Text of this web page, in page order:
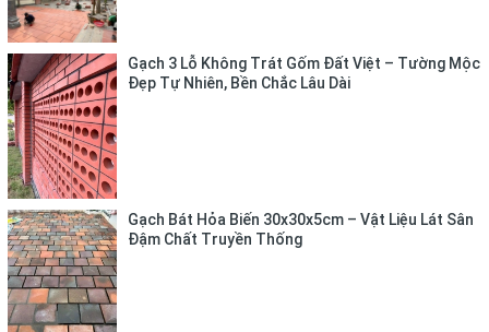
Ngói dương: tráng men ở mặt lồi
Ngói âm: tráng men ở mặt lõm
Diềm: phần trang trí mái ngói nhà
Chúng được sử dụng một bộ để mang đến vẻ đẹp cổ điển và
tinh tế cho công trình.
Gạch 3 Lỗ Không Trát Gốm Đất Việt – Tường Mộc
Đẹp Tự Nhiên, Bền Chắc Lâu Dài
Gạch Bát Hỏa Biến 30x30x5cm – Vật Liệu Lát Sân
Đậm Chất Truyền Thống